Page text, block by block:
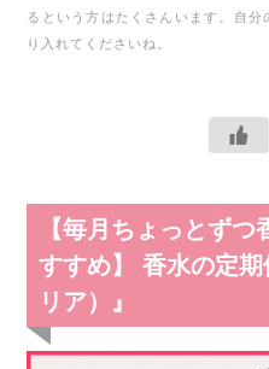
るという方はたくさんいます。自
り入れてくださいね。
【毎月ちょっとず
すすめ】 香水の定
リア）』